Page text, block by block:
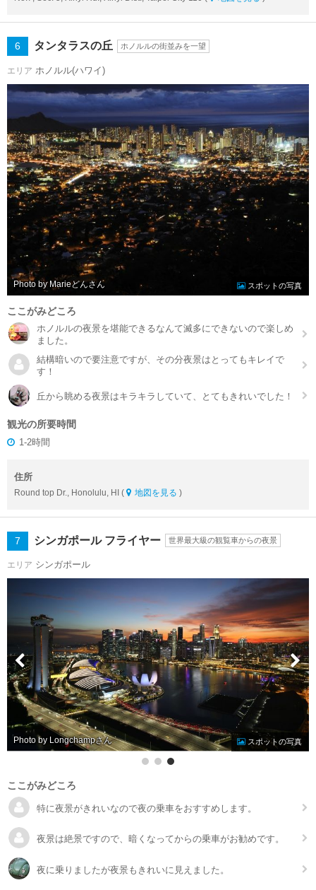
6 タンタラスの丘 ホノルルの街並みを一望
エリア ホノルル(ハワイ)
Photo by Marieどん スポットの写真
ここがみどころ
ホノルルの夜景を堪能できるなんて滅多にできないので楽しめ
ました。
結構暗いので要注意ですが、その分夜景はとってもキレイで
す！
丘から眺める夜景はキラキラしていて、とてもきれいでした！
観光の所要時間
1-2時間
住所
Round top Dr., Honolulu, HI ( 地図を見る )
7 シンガポール フライヤー 世界最大級の観覧車からの夜景
エリア シンガポール
Photo by Longchamp スポットの写真
ここがみどころ
特に夜景がきれいなので夜の乗車をおすすめします。
夜景は絶景ですので、暗くなってからの乗車がお勧めです。
夜に乗りましたが夜景もきれいに見えました。